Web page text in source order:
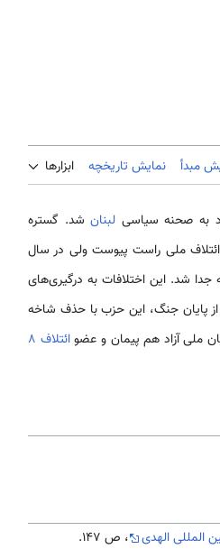
مبدأ نمایش تاریخچه ابزارها
به صحنه سیاسی لبنانشد. گستره
ملی راست پیوست ولی در سال
جدا شد. این اختلافات به درگیری‌های
پایان جنگ، این حزب با حذف شاخه
ملی آزاد هم پیمان و عضو
ائتلاف 8
المللی الهدی ، ص 147.